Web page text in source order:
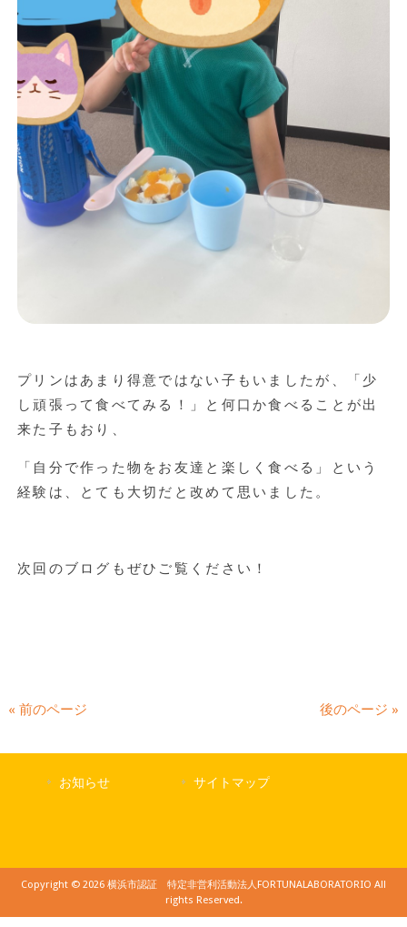
プリンはあまり得意ではない子もいましたが、「少
し頑張って食べてみる！」と何口か食べることが出
来た子もおり、
「自分で作った物をお友達と楽しく食べる」という
経験は、とても大切だと改めて思いました。
次回のブログもぜひご覧ください！
« 前のページ 後のページ »
お知らせ サイトマップ
Copyright © 2026 横浜市認証 特定非営利活動法人FORTUNALABORATORIO All
rights Reserved.